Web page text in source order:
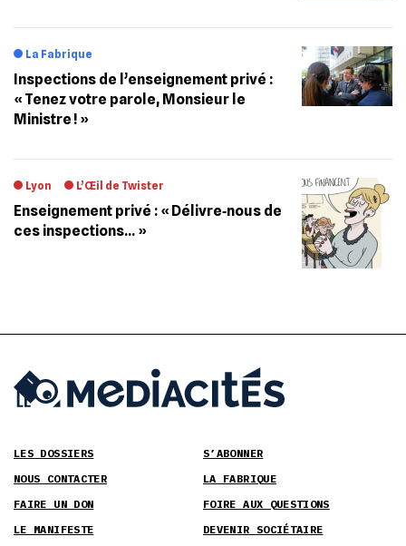
La Fabrique
Inspections de l’enseignement privé :
« Tenez votre parole, Monsieur le
Ministre ! »
Lyon L’Œil de Twister
Enseignement privé : « Délivre‐nous de
ces inspections… »
LES DOSSIERS
S’ABONNER
NOUS CONTACTER
LA FABRIQUE
FAIRE UN DON
FOIRE AUX QUESTIONS
LE MANIFESTE
DEVENIR SOCIÉTAIRE